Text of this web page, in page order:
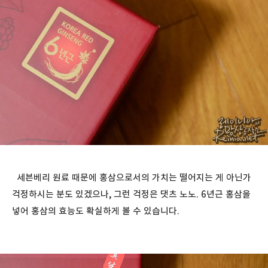
세븐베리 원료 때문에 홍삼으로서의 가치는 떨어지는 게 아닌가
걱정하시는 분도 있겠으나, 그런 걱정은 댓츠 노노. 6년근 홍삼을
넣어 홍삼의 효능도 확실하게 볼 수 있습니다.